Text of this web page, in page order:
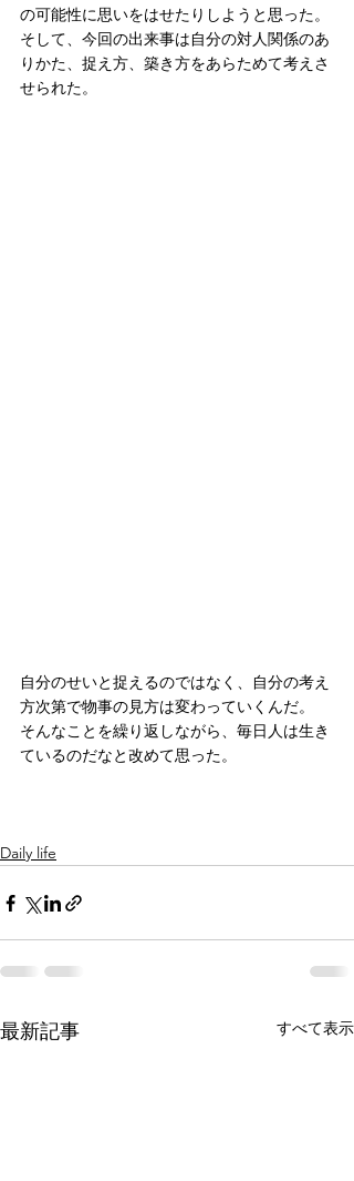
の可能性に思いをはせたりしようと思った。
そして、今回の出来事は自分の対人関係のあ
りかた、捉え方、築き方をあらためて考えさ
せられた。
自分のせいと捉えるのではなく、自分の考え
方次第で物事の見方は変わっていくんだ。
そんなことを繰り返しながら、毎日人は生き
ているのだなと改めて思った。
Daily life
最新記事 すべて表示